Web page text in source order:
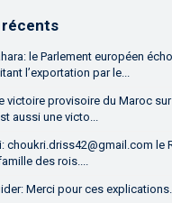
récents
le Parlement européen
l’exportation par le...
victoire provisoire du Maroc sur
aussi une victo...
choukri.driss42@gmail.com le
des rois....
Merci pour ces explications.